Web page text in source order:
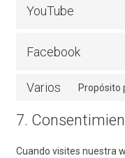
YouTube
Facebook
Varios Propósito
7.
Cuando visites nuestra